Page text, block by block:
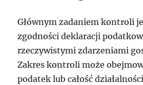
Głównym zadaniem kontroli
zgodności deklaracji
rzeczywistymi zdarzeniami
Zakres kontroli może
podatek lub całość działalności